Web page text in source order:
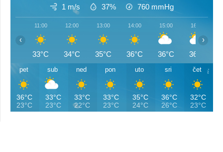
1 m/s 37% 760 mmHg
11:00
33°C
12:00
34°C
13:00
35°C
14:00
36°C
15:00
36°C
16:00
36°C
‹ ›
pet
36°C
23°C
sub
33°C
23°C
ned
33°C
22°C
pon
33°C
23°C
uto
35°C
24°C
sri
36°C
26°C
čet
32°C
23°C